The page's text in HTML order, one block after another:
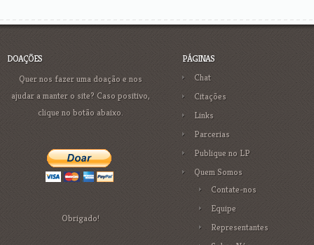
DOAÇÕES
Quer nos fazer uma doação e nos
ajudar a manter o site? Caso positivo,
clique no botão abaixo.
Obrigado!
PÁGINAS
Chat
Citações
Links
Parcerias
Publique no LP
Quem Somos
Contate-nos
Equipe
Representantes